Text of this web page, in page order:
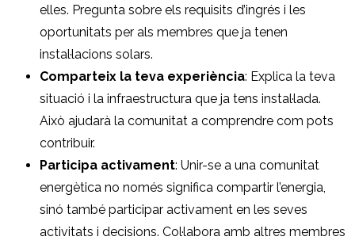
elles. Pregunta sobre els requisits d’ingrés i les
oportunitats per als membres que ja tenen
instal·lacions solars.
Comparteix la teva experiència: Explica la teva
situació i la infraestructura que ja tens instal·lada.
Això ajudarà la comunitat a comprendre com pots
contribuir.
Participa activament: Unir-se a una comunitat
energètica no només significa compartir l’energia,
sinó també participar activament en les seves
activitats i decisions. Col·labora amb altres membres